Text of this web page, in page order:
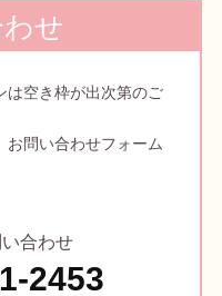
せ
空き枠が出次第のご
お問い合わせフォーム
合わせ
2453